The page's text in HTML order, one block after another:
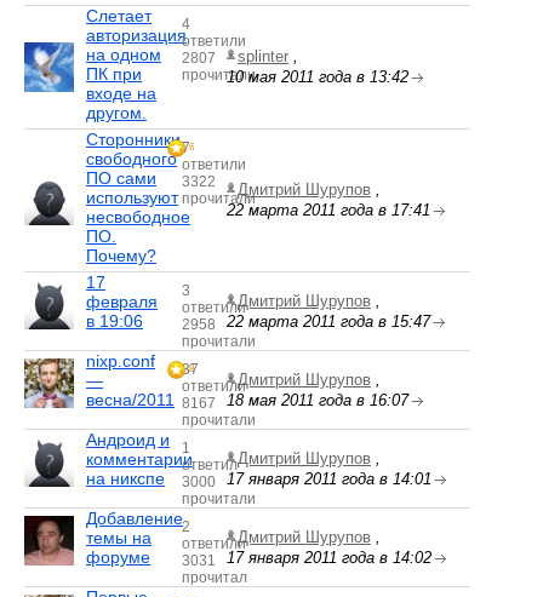
Слетает
авторизация
на одном
ПК при
входе на
другом.
4
ответили
2807
прочитали
splinter ,
10 мая 2011 года в 13:42
Сторонники
свободного
ПО сами
используют
несвободное
ПО.
Почему?
6
7
ответили
3322
прочиталиДмитрий Шурупов ,
22 марта 2011 года в 17:41
17
февраля
в 19:06
3
ответили
2958
прочитали
Дмитрий Шурупов ,
22 марта 2011 года в 15:47
nixp.conf
—
весна/2011
8
37
ответили
8167
прочитали
Дмитрий Шурупов ,
18 мая 2011 года в 16:07
Андроид и
комментарии
на никспе
1
ответил
3000
прочитали
Дмитрий Шурупов ,
17 января 2011 года в 14:01
Добавление
темы на
форуме
2
ответили
3031
прочитал
Дмитрий Шурупов ,
17 января 2011 года в 14:02